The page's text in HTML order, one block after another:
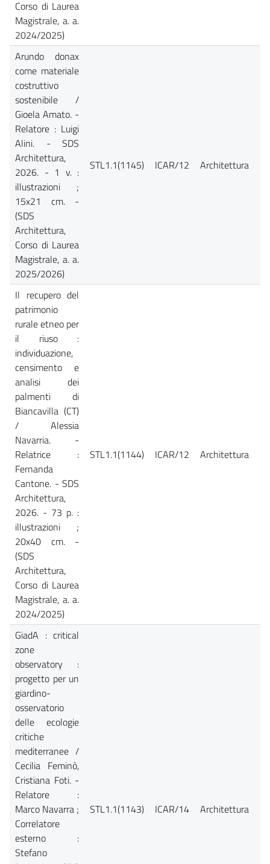
Corso di Laurea
Magistrale, a. a.
2024/2025)
Arundo donax
come materiale
costruttivo
sostenibile /
Gioela Amato. -
Relatore : Luigi
Alini. - SDS
Architettura,
2026. - 1 v. :
illustrazioni ;
15x21 cm. -
(SDS
Architettura,
Corso di Laurea
Magistrale, a. a.
2025/2026)
STL1.1(1145) ICAR/12 Architettura
Il recupero del
patrimonio
rurale etneo per
il riuso :
individuazione,
censimento e
analisi dei
palmenti di
Biancavilla (CT)
/ Alessia
Navarria. -
Relatrice :
Fernanda
Cantone. - SDS
Architettura,
2026. - 73 p. :
illustrazioni ;
20x40 cm. -
(SDS
Architettura,
Corso di Laurea
Magistrale, a. a.
2024/2025)
STL1.1(1144) ICAR/12 Architettura
GiadA : critical
zone
observatory :
progetto per un
giardino-
osservatorio
delle ecologie
critiche
mediterranee /
Cecilia Feminò,
Cristiana Foti. -
Relatore :
Marco Navarra ;
Correlatore
esterno :
Stefano
STL1.1(1143) ICAR/14 Architettura